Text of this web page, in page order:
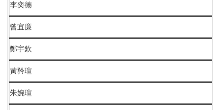
所長園地
相關規章
校友動態
大專暑期實習計畫
行事曆
李奕德
曾宜廉
鄭宇欽
黃矜瑄
朱婉瑄